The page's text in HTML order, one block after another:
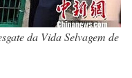
da Vida Selvagem de